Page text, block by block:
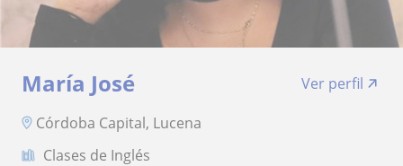
María José
Ver perfil
Córdoba Capital, Lucena
Clases de Inglés